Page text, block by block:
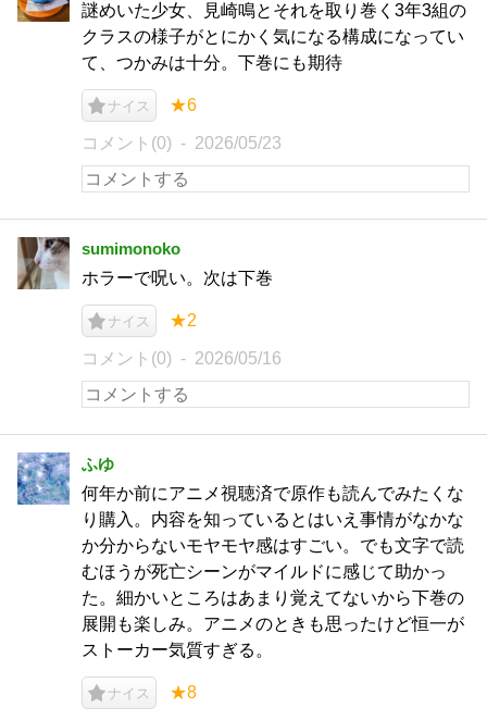
謎めいた少女、見崎鳴とそれを取り巻く3年3組の
クラスの様子がとにかく気になる構成になってい
て、つかみは十分。下巻にも期待
ナイス ★6
コメント(0) 2026/05/23
sumimonoko
ホラーで呪い。次は下巻
ナイス ★2
コメント(0) 2026/05/16
ふゆ
何年か前にアニメ視聴済で原作も読んでみたくな
り購入。内容を知っているとはいえ事情がなかな
か分からないモヤモヤ感はすごい。でも文字で読
むほうが死亡シーンがマイルドに感じて助かっ
た。細かいところはあまり覚えてないから下巻の
展開も楽しみ。アニメのときも思ったけど恒一が
ストーカー気質すぎる。
ナイス ★8